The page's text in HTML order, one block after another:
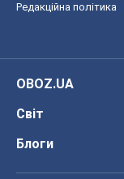
Редакційна політика
OBOZ.UA
Світ
Блоги